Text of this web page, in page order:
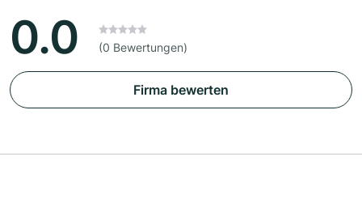
0.0 (0 Bewertungen)
Firma bewerten